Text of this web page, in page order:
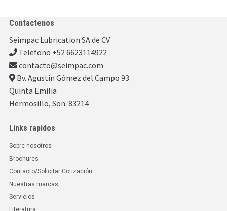
Contactenos
Seimpac Lubrication SA de CV
Telefono +52 6623114922
contacto@seimpac.com
Bv. Agustín Gómez del Campo 93
Quinta Emilia
Hermosillo, Son. 83214
Links rapidos
Sobre nosotros
Brochures
Contacto/Solicitar Cotización
Nuestras marcas
Servicios
Literatura